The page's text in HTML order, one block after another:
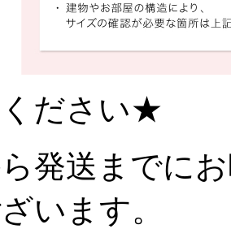
ださい★
発送までに
います。